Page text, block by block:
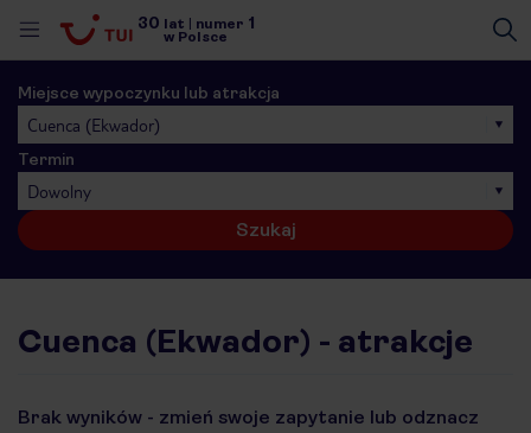
30 lat numer 1
w Polsce
Miejsce wypoczynku lub atrakcja
Cuenca (Ekwador)
Termin
Dowolny
Szukaj
Cuenca (Ekwador) - atrakcje
Brak wyników - zmień swoje zapytanie lub odznacz